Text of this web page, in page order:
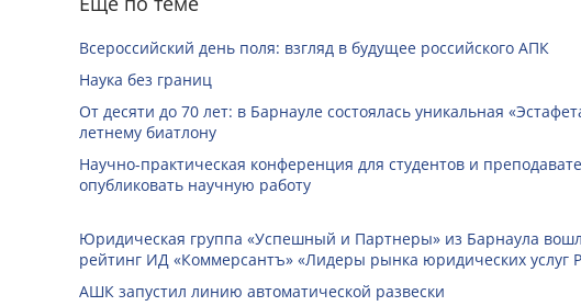
Всероссийский день поля: взгляд в будущее российского АПК
Наука без границ
От десяти до 70 лет: в Барнауле состоялась уникальная
летнему биатлону
Научно-практическая конференция для студентов и
опубликовать научную работу
Юридическая группа «Успешный и Партнеры» из Барнаула
рейтинг ИД «Коммерсантъ» «Лидеры рынка юридических услуг
АШК запустил линию автоматической развески